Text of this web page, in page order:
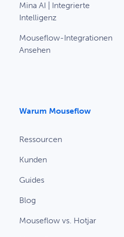
Mina AI | Integrierte
Intelligenz
Mouseflow-Integrationen
Ansehen
Warum Mouseflow
Ressourcen
Kunden
Guides
Blog
Mouseflow vs. Hotjar